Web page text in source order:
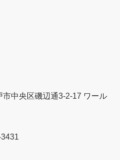
中央区磯辺通3-2-17 ワール